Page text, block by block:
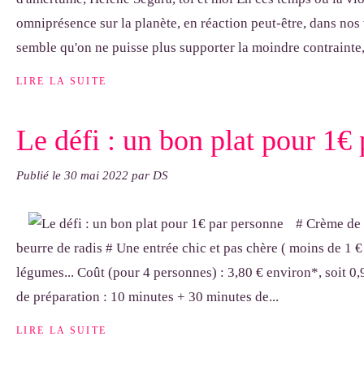
omniprésence sur la planète, en réaction peut-être, dans
semble qu'on ne puisse plus supporter la moindre
LIRE LA SUITE
Le défi : un bon plat pour 1€
Publié le 30 mai 2022 par DS
# Crème
beurre de radis # Une entrée chic et pas chère ( moins de 1
légumes... Coût (pour 4 personnes) : 3,80 € environ*, soit
de préparation : 10 minutes + 30 minutes de...
LIRE LA SUITE